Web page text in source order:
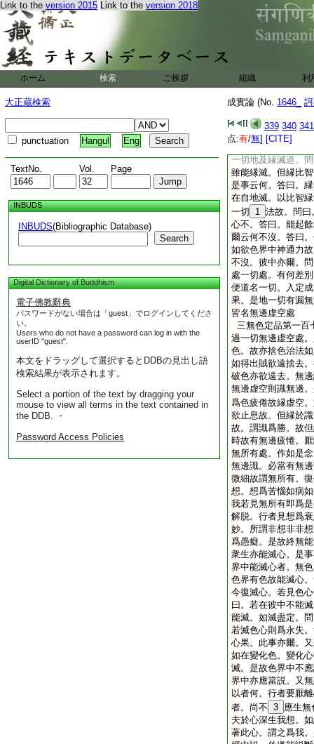
Link to the version 2015 Link to the version 2018
ホーム 検索 ご挨拶 組織 利
大正蔵検索
punctuation Hangul Eng
TextNo. Vol. Page
INBUDS
INBUDS(Bibliographic Database)
Search
Digital Dictionary of Buddhism
電子佛教辭典
パスワードがない場合は「guest」でログインしてくださ
い。
Users who do not have a password can log in with the
userID "guest".
本文をドラッグして選択するとDDBの見出し語
検索結果が表示されます。
Select a portion of the text by dragging your
mouse to view all terms in the text contained in
the DDB. ・
Password Access Policies
成實論 (No. 1646_
339 340 341
点:有/無] [CITE]
如名依色色亦依名
汝言空種是亦不然
是色得異色無。 10
説因六種衆生受身
無對。是亦不然。
有所作
去來等
曰。心亦如是。無
答曰。心有作業謂
無故得有所作。故
縁虚空。問曰。此
一切地及縁滅道。
雖能縁滅。但縁比
是事云何。答曰。
在自地滅。以比智
一切
1 法故。問曰
心不。答曰。能起
爾云何不沒。答曰
如欲色界中神通力
不沒。彼中亦爾。
處一切處。有何差
便道名一切。入定
果。是地一切有漏
皆名無邊虚空處
三無色定品第一百
過一切無邊虚空處
色。故亦捨色治法
如得出賊欲遠捨去
破色亦欲遠去。無
無邊虚空則識無邊
爲色疲倦故縁虚空
欲止息故。但縁於
故。謂識爲勝。故
時故有無邊疲惓。
無所有處。作如是
無邊識。必當有無
微細故謂無所有。
想。想爲苦惱如病
我若見無所有即爲
解脱。行者見想爲
妙。所謂非想非非
爲愚癡。是故終無
衆生亦能滅心。是
界中能滅心者。無
色界有色故能滅心
今復滅心。若見色
曰。若在彼中不能
能滅。如滅盡定。
若滅色心則爲永失
心果。此事亦爾。
如在變化色。變化
滅。是故色界中不
界中亦應當説。又
以者何。行者要厭
者。尚不 3 應生無
夫於心深生我想。
著此心。謂之爲我